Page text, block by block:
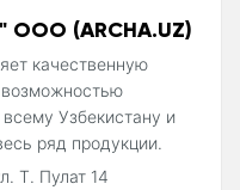
OOO (ARCHA.UZ)
качественную
Узбекистану и
ряд продукции.
Т. Пулат 14